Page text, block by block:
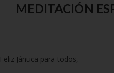
MEDITACIÓN
Feliz Jánuca para todos,